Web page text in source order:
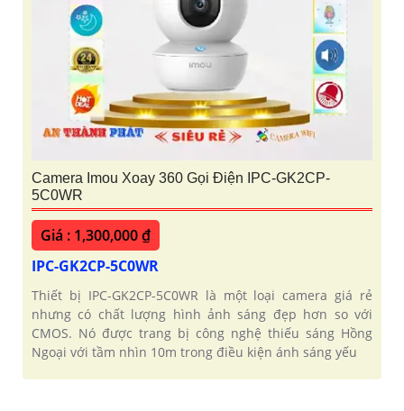
Camera Imou Xoay 360 Gọi Điện IPC-GK2CP-
5C0WR
Giá : 1,300,000 ₫
IPC-GK2CP-5C0WR
Thiết bị IPC-GK2CP-5C0WR là một loại camera giá rẻ
nhưng có chất lượng hình ảnh sáng đẹp hơn so với
CMOS. Nó được trang bị công nghệ thiếu sáng Hồng
Ngoại với tầm nhìn 10m trong điều kiện ánh sáng yếu